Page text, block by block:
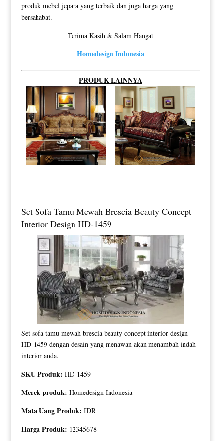
produk mebel jepara yang terbaik dan juga harga yang
bersahabat.
Terima Kasih & Salam Hangat
Homedesign Indonesia
PRODUK LAINNYA
Set Sofa Tamu Mewah Brescia Beauty Concept
Interior Design HD-1459
Set sofa tamu mewah brescia beauty concept interior design
HD-1459 dengan desain yang menawan akan menambah indah
interior anda.
SKU Produk: HD-1459
Merek produk: Homedesign Indonesia
Mata Uang Produk: IDR
Harga Produk: 12345678